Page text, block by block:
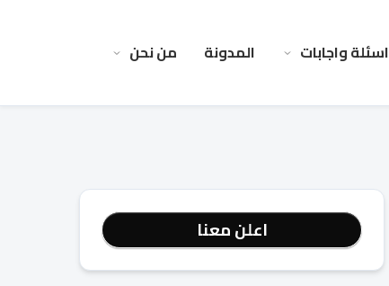
اسئلة واجابات المدونة من نحن
اعلن معنا